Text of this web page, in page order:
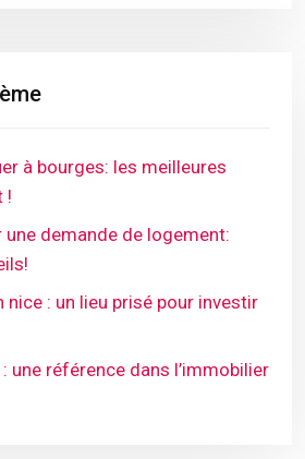
à bourges: les meilleures
!
demande de logement:
nice : un lieu prisé pour investir
une référence dans l’immobilier